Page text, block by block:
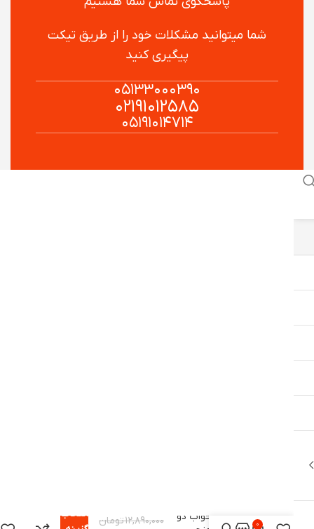
پاسخگوی تماس شما هستیم
شما میتوانید مشکلات خود را از طریق تیکت
پیگیری کنید
۰۵۱۳۳۰۰۰۳۹۰
۰۲۱۹۱۰۱۲۵۸۵
۰۵۱۹۱۰۱۴۷۱۴
کیسه خواب دو
۱۲,۸۹۰,۰۰۰تومان
انتخاب
۰